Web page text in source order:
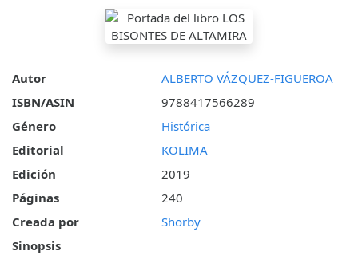
Autor
ALBERTO VÁZQUEZ-FIGUEROA
ISBN/ASIN
9788417566289
Género
Histórica
Editorial
KOLIMA
Edición
2019
Páginas
240
Creada por
Shorby
Sinopsis